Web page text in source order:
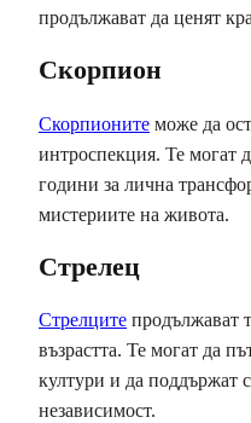
продължават да ценят
Скорпион
Скорпионите може да
интроспекция. Те могат
години за лична
мистериите на живота.
Стрелец
Стрелците продължават
възрастта. Те могат да
култури и да поддържат
независимост.